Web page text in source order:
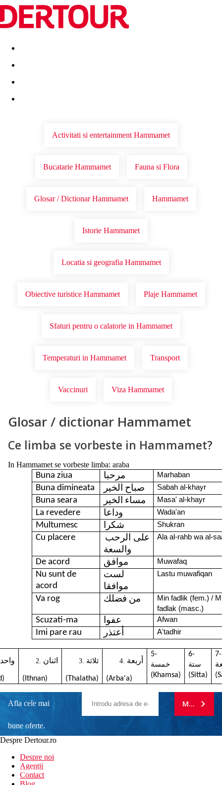
Destinatii Vacanta perfecta OFERTE DE NERATAT
Activitati si entertainment Hammamet
Bucatarie Hammamet Fauna si Flora
Glosar / Dictionar Hammamet Hammamet
Istorie Hammamet
Locatia si geografia Hammamet
Obiective turistice Hammamet Plaje Hammamet
Sfaturi pentru o calatorie in Hammamet
Temperaturi in Hammamet Transport
Vaccinuri Viza Hammamet
Glosar / dictionar Hammamet
Ce limba se vorbeste in Hammamet?
In Hammamet se vorbeste limba: araba
Buna ziua مرحبا Marhaban
Buna dimineata صباح الخير Sabah al-khayr
Buna seara مساء الخير Masa' al-khayr
La revedere وداعا Wada'an
Multumesc شكرا Shukran
Cu placere
على الرحب
والسعة
Ala al-rahb wa al-
De acord موافق Muwafaq
Nu sunt de
acord
لست
موافقا
Lastu muwafiqan
Va rog من فضلك
Min fadlik (fem.) /
fadlak (masc.)
Scuzati-ma عفوا Afwan
Imi pare rau أعتذر A'tadhir
واحد اثنان
(Ithnan)
ثلاثة
(Thalatha)
أربعة
(Arba'a)
5-
خمسة
(Khamsa)
6-
ستة
(Sitta)
7-
Afla cele mai
bune oferte.
newsletter!
MA
Despre Dertour.ro
Despre noi
Agentii
Contact